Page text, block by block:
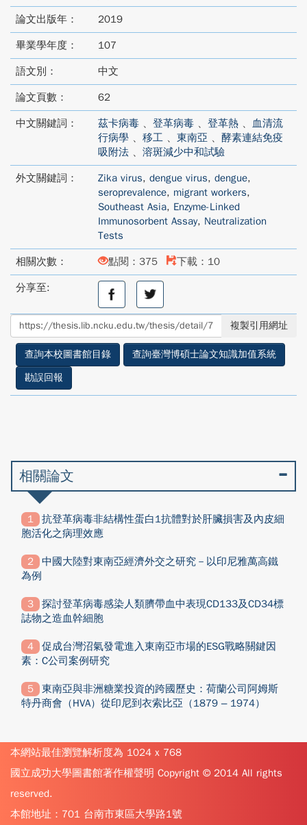
論文出版年： 2019
畢業學年度： 107
語文別： 中文
論文頁數： 62
中文關鍵詞： 茲卡病毒 、 登革病毒 、 登革熱 、
血清流
行病學 、 移工 、 東南亞 、 酵素連結免疫
吸附法 、 溶斑減少中和試驗
外文關鍵詞： Zika virus, dengue virus, dengue,
seroprevalence, migrant workers,
Southeast Asia, Enzyme-Linked
Immunosorbent Assay, Neutralization
Tests
相關次數： 點閱：375 下載：10
分享至:
分
至
facebook
分
享
至
twitter
複製引用網址
查詢本校圖書館目錄
查詢臺灣博碩士論文知識加值系統
勘誤回報
相關論文
抗登革病毒非結構性蛋白1抗體對於肝臟損害及內皮細
胞活化之病理效應
中國大陸對東南亞經濟外交之研究－以印尼雅萬高鐵
為例
探討登革病毒感染人類臍帶血中表現CD133及CD34標
誌物之造血幹細胞
促成台灣沼氣發電進入東南亞市場的ESG戰略關鍵因
素：C公司案例研究
東南亞與非洲糖業投資的跨國歷史：荷蘭公司阿姆斯
特丹商會（HVA）從印尼到衣索比亞（1879 – 1974）
本網站最佳瀏覽解析度為 1024 x 768
國立成功大學圖書館著作權聲明 Copyright © 2014 All rights
reserved.
本館地址：701 台南市東區大學路1號